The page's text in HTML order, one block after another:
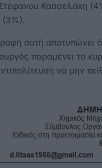
Κασσελάκη
(3%).
αυτή αποτυπώνει
παραμένει το
να μην